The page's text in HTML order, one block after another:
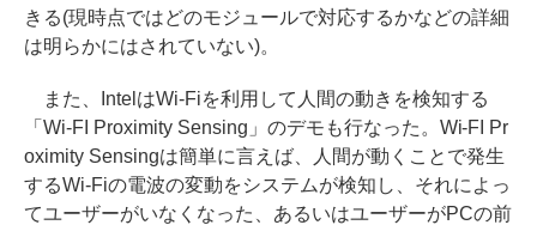
きる(現時点ではどのモジュールで対応するかなどの詳細
は明らかにはされていない)。
また、IntelはWi-Fiを利用して人間の動きを検知する
「Wi-FI Proximity Sensing」のデモも行なった。Wi-FI Pr
oximity Sensingは簡単に言えば、人間が動くことで発生
するWi-Fiの電波の変動をシステムが検知し、それによっ
てユーザーがいなくなった、あるいはユーザーがPCの前